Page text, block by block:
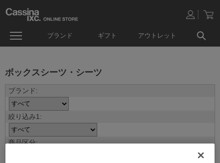
ブランド ギフト アウトレット
ボックスシーツ・シーツ